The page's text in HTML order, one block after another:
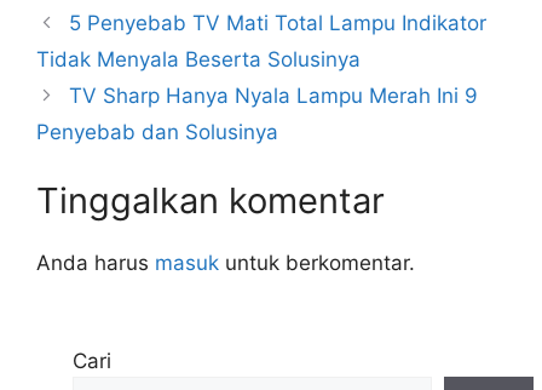
5 Penyebab TV Mati Total Lampu Indikator
Tidak Menyala Beserta Solusinya
TV Sharp Hanya Nyala Lampu Merah Ini 9
Penyebab dan Solusinya
Tinggalkan komentar
Anda harus masuk untuk berkomentar.
Cari